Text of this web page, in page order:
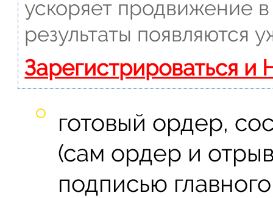
ускоряет продвижение
результаты появляются
Зарегистрироваться и
готовый ордер,
(сам ордер и
подписью